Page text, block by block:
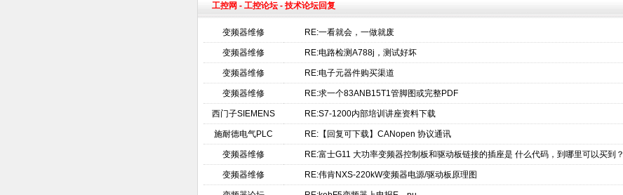
工控网 - 工控论坛- 技术论坛回复
变频器维修 RE:一看就会，一做就废
变频器维修 RE:电路检测A788j，测试好坏
变频器维修 RE:电子元器件购买渠道
变频器维修 RE:求一个83ANB15T1管脚图或完整PDF
西门子SIEMENS RE:S7-1200内部培训讲座资料下载
施耐德电气PLC RE:【回复可下载】CANopen 协议通讯
变频器维修 RE:富士G11 大功率变频器控制板和驱动板链接的插座是 什么代码，到哪里可以买到？
变频器维修 RE:伟肯NXS-220kW变频器电源/驱动板原理图